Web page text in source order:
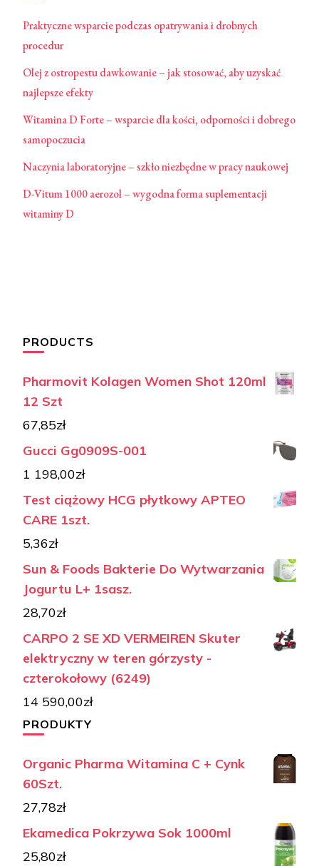
Praktyczne wsparcie podczas opatrywania i drobnych
procedur
Olej z ostropestu dawkowanie – jak stosować, aby uzyskać
najlepsze efekty
Witamina D Forte – wsparcie dla kości, odporności i dobrego
samopoczucia
Naczynia laboratoryjne – szkło niezbędne w pracy naukowej
D-Vitum 1000 aerozol – wygodna forma suplementacji
witaminy D
PRODUCTS
Pharmovit Kolagen Women Shot 120ml
12 Szt
67,85zł
Gucci Gg0909S-001
1 198,00zł
Test ciążowy HCG płytkowy APTEO
CARE 1szt.
5,36zł
Sun & Foods Bakterie Do Wytwarzania
Jogurtu L+ 1sasz.
28,70zł
CARPO 2 SE XD VERMEIREN Skuter
elektryczny w teren górzysty -
czterokołowy (6249)
14 590,00zł
PRODUKTY
Organic Pharma Witamina C + Cynk
60Szt.
27,78zł
Ekamedica Pokrzywa Sok 1000ml
25,80zł